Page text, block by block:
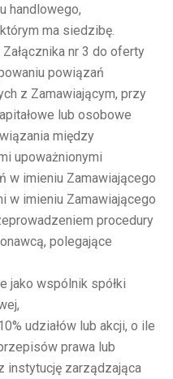
handlowego,
ma siedzibę.
nr 3 do oferty
powiązań
z Zamawiającym, przy
lub osobowe
między
upoważnionymi
w imieniu Zamawiającego
w imieniu Zamawiającego
procedury
polegające
jako wspólnik spółki
udziałów lub akcji, o ile
prawa lub
instytucję zarządzająca